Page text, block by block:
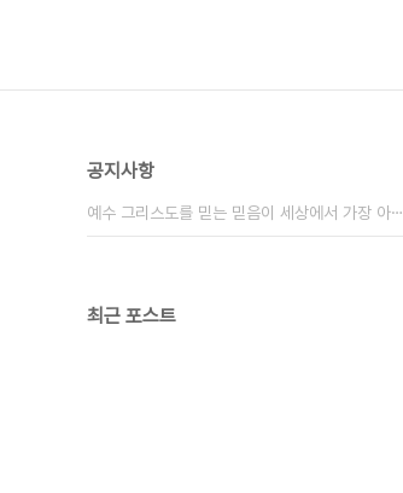
공지사항
예수 그리스도를 믿는 믿음이 세상에서 가장 아⋯
최근 포스트